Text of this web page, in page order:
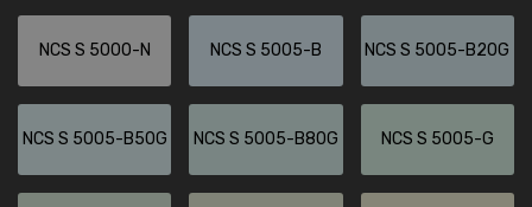
NCS S 5000-N NCS S 5005-B NCS S 5005-B20G
NCS S 5005-B50G NCS S 5005-B80G NCS S 5005-G